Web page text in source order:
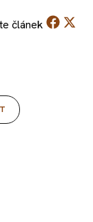
článek